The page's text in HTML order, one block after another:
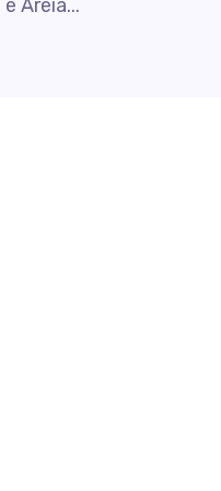
Areia...